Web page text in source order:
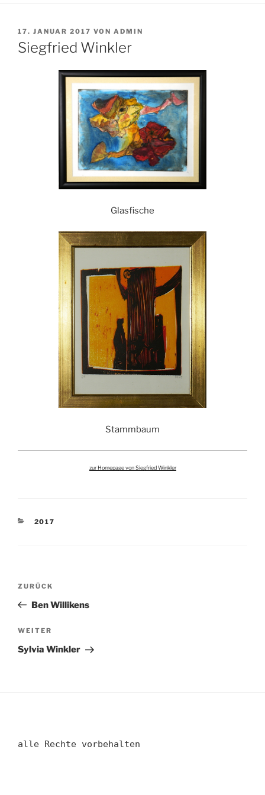
VERÖFFENTLICHT
AM
17. JANUAR 2017 VON ADMIN
Siegfried Winkler
Glasfische
Stammbaum
zur Homepage von Siegfried Winkler
KATEGORIEN
2017
Beitragsnavigation
Vorheriger
Beitrag
ZURÜCK
Ben Willikens
Nächster
Beitrag
WEITER
Sylvia Winkler
alle Rechte vorbehalten